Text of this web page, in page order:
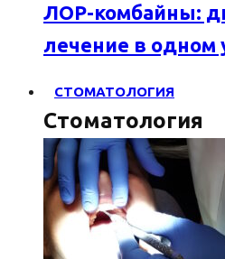
ЛОР-комбайны:
лечение в одном
СТОМАТОЛОГИЯ
Стоматология